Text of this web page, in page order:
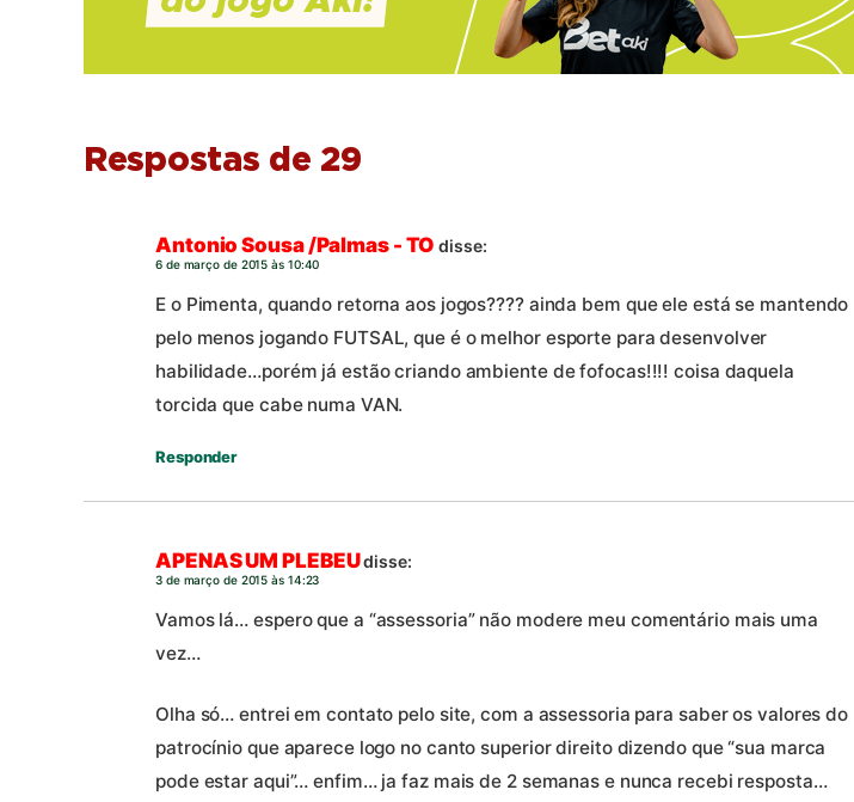
Respostas de 29
Antonio Sousa /Palmas - TO disse:
6 de março de 2015 às 10:40
E o Pimenta, quando retorna aos jogos???? ainda bem que ele está se mantendo
pelo menos jogando FUTSAL, que é o melhor esporte para desenvolver
habilidade…porém já estão criando ambiente de fofocas!!!! coisa daquela
torcida que cabe numa VAN.
Responder
APENAS UM PLEBEUdisse:
3 de março de 2015 às 14:23
Vamos lá… espero que a “assessoria” não modere meu comentário mais uma
vez…
Olha só… entrei em contato pelo site, com a assessoria para saber os valores do
patrocínio que aparece logo no canto superior direito dizendo que “sua marca
pode estar aqui”… enfim… ja faz mais de 2 semanas e nunca recebi resposta…